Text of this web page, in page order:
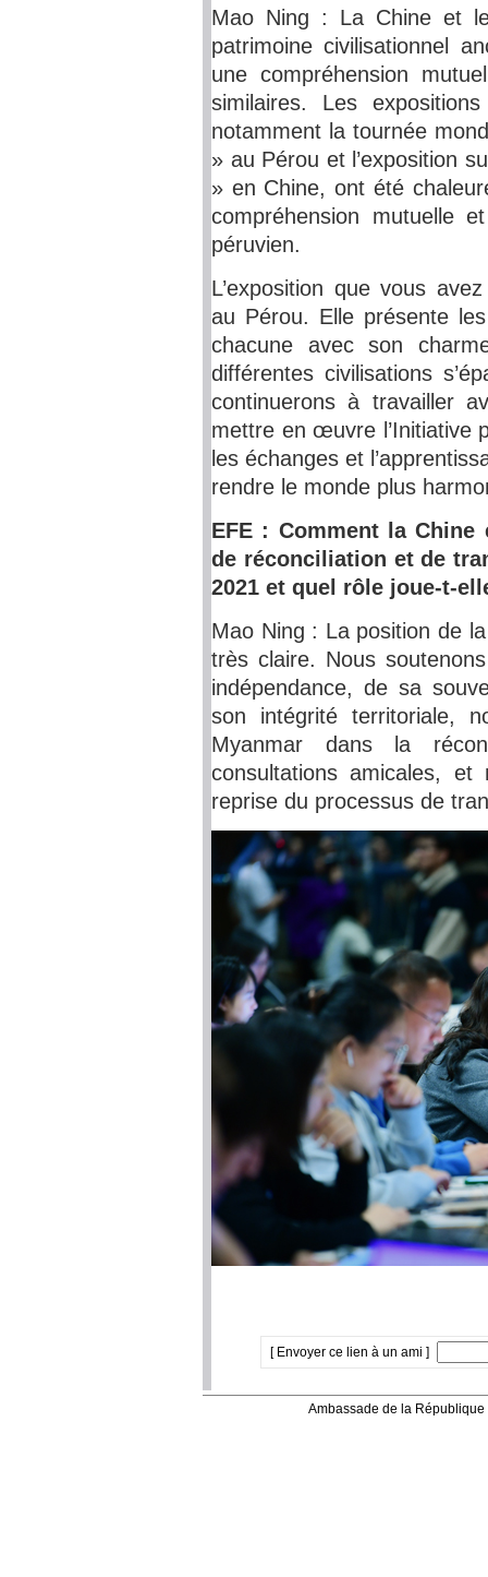
Mao Ning : La Chine et
patrimoine civilisationnel
une compréhension
similaires. Les
notamment la tournée
» au Pérou et l’exposition
» en Chine, ont été
compréhension mutuelle
péruvien.
L’exposition que vous
au Pérou. Elle présente
chacune avec son
différentes civilisations
continuerons à travailler
mettre en œuvre l’Initiative
les échanges et
rendre le monde plus
EFE : Comment la
de réconciliation et de
2021 et quel rôle joue-t-
Mao Ning : La position de
très claire. Nous
indépendance, de sa
son intégrité territoriale,
Myanmar dans la
consultations amicales,
reprise du processus de
[ Envoyer ce lien à un ami ]
Ambassade de la